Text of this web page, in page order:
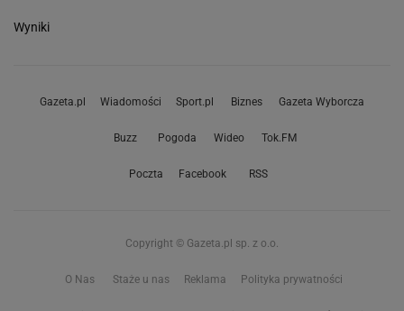
Wyniki
Gazeta.pl Wiadomości Sport.pl Biznes Gazeta Wyborcza
Buzz Pogoda Wideo Tok.FM
Poczta Facebook RSS
Copyright © Gazeta.pl sp. z o.o.
O Nas Staże u nas Reklama Polityka prywatności